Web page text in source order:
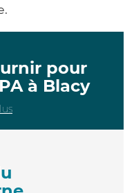
pour
à Blacy